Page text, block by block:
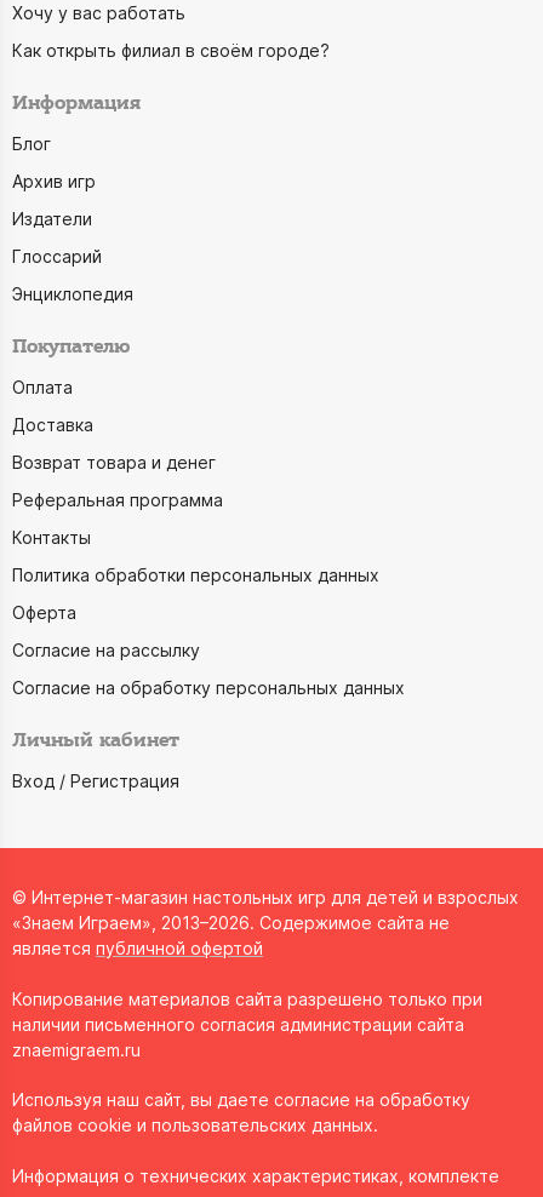
Хочу у вас работать
Как открыть филиал в своём городе?
Информация
Блог
Архив игр
Издатели
Глоссарий
Энциклопедия
Покупателю
Оплата
Доставка
Возврат товара и денег
Реферальная программа
Контакты
Политика обработки персональных данных
Оферта
Согласие на рассылку
Согласие на обработку персональных данных
Личный кабинет
Вход / Регистрация
© Интернет-магазин настольных игр для детей и взрослых
«Знаем Играем», 2013–2026. Содержимое сайта не
является публичной офертой
Копирование материалов сайта разрешено только при
наличии письменного согласия администрации сайта
znaemigraem.ru
Используя наш сайт, вы даете согласие на обработку
файлов cookie и пользовательских данных.
Информация о технических характеристиках, комплекте